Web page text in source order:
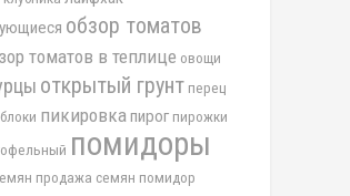
обзор томатов
томатов в теплице овощи
открытый грунт перец
пикировкапирог пирожки
помидоры
продажа семян помидор